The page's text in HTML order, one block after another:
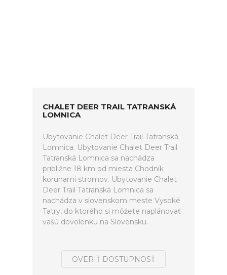
CHALET DEER TRAIL TATRANSKÁ
LOMNICA
Ubytovanie Chalet Deer Trail Tatranská
Lomnica. Ubytovanie Chalet Deer Trail
Tatranská Lomnica sa nachádza
približne 18 km od miesta Chodník
korunami stromov. Ubytovanie Chalet
Deer Trail Tatranská Lomnica sa
nachádza v slovenskom meste Vysoké
Tatry, do ktorého si môžete naplánovať
vašú dovolenku na Slovensku.
OVERIŤ DOSTUPNOSŤ